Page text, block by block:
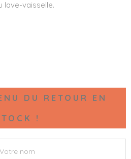
lave-vaisselle.
DU RETOUR EN
!